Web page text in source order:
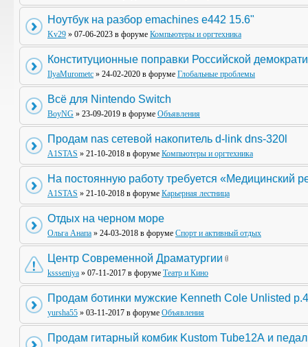
Ноутбук на разбор emachines e442 15.6"
Kv29 » 07-06-2023 в форуме Компьютеры и оргтехника
Конституционные поправки Российской
IlyaMurometc » 24-02-2020 в форуме Глобальные проблемы
Всё для Nintendo Switch
BoyNG » 23-09-2019 в форуме Объявления
Продам nas сетевой накопитель d-link dns-320l
A1STAS » 21-10-2018 в форуме Компьютеры и оргтехника
На постоянную работу требуется «Медицинский
A1STAS » 21-10-2018 в форуме Карьерная лестница
Отдых на черном море
Ольга Анапа » 24-03-2018 в форуме Спорт и активный отдых
Центр Современной Драматургии
kssseniya » 07-11-2017 в форуме Театр и Кино
Продам ботинки мужские Kenneth Cole Unlisted
yursha55 » 03-11-2017 в форуме Объявления
Продам гитарный комбик Kustom Tube12А и